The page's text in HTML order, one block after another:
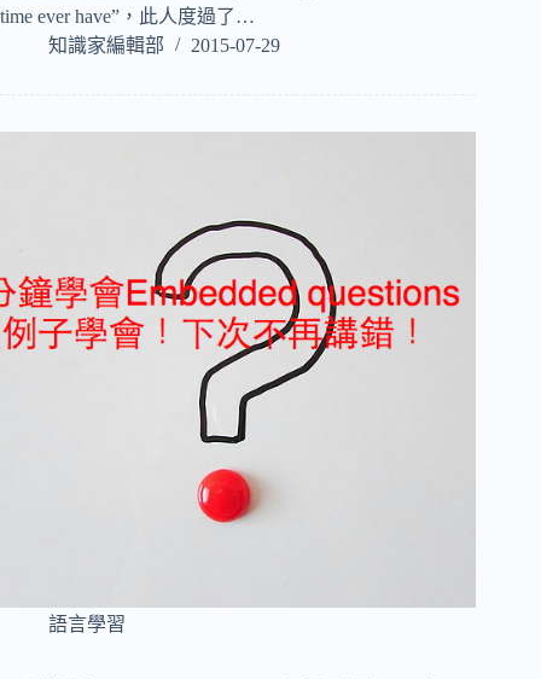
time ever have”，此人度過了…
知識家編輯部
2015-07-29
語言學習